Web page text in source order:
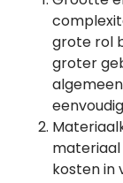
grote rol
groter
kosten in